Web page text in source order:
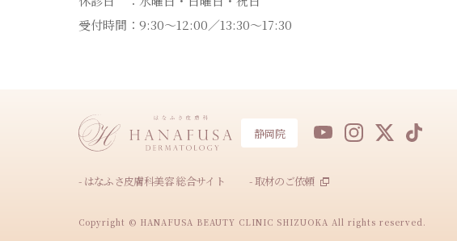
受付時間： 9:30～12:00／13:30～17:30
静岡院
- はなふさ皮膚科美容 総合サイト - 取材のご依頼
Copyright © HANAFUSA BEAUTY CLINIC SHIZUOKA All rights reserved.